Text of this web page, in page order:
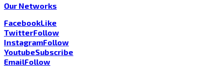
Our Networks
FacebookLike
TwitterFollow
InstagramFollow
YoutubeSubscribe
EmailFollow